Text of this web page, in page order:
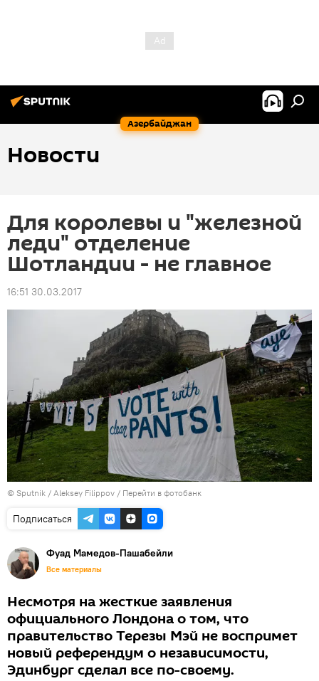
Азербайджан
Новости
Для королевы и "железной
леди" отделение
Шотландии - не главное
16:51 30.03.2017
© Sputnik / Aleksey Filippov / Перейти в фотобанк
Подписаться
Фуад Мамедов-Пашабейли
Все материалы
Несмотря на жесткие заявления
официального Лондона о том, что
правительство Терезы Мэй не воспримет
новый референдум о независимости,
Эдинбург сделал все по-своему.